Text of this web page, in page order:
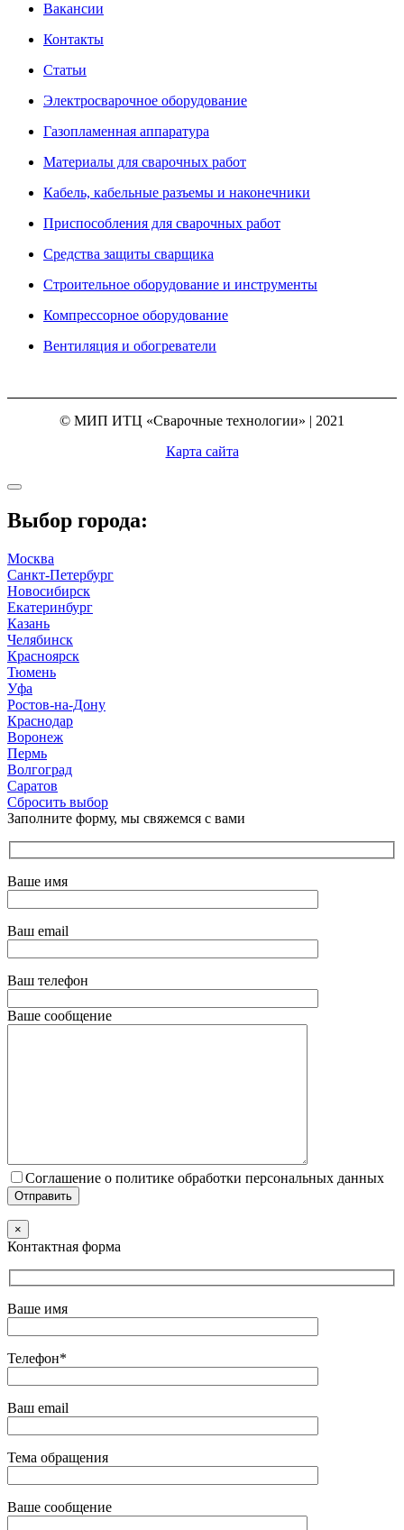
Вакансии
Контакты
Статьи
Электросварочное оборудование
Газопламенная аппаратура
Материалы для сварочных работ
Кабель, кабельные разъемы и наконечники
Приспособления для сварочных работ
Средства защиты сварщика
Строительное оборудование и инструменты
Компрессорное оборудование
Вентиляция и обогреватели
© МИП ИТЦ «Сварочные технологии» | 2021
Карта сайта
Выбор города:
Москва
Санкт-Петербург
Новосибирск
Екатеринбург
Казань
Челябинск
Красноярск
Тюмень
Уфа
Ростов-на-Дону
Краснодар
Воронеж
Пермь
Волгоград
Саратов
Сбросить выбор
Заполните форму, мы свяжемся с вами
Ваше имя
Ваш email
Ваш телефон
Ваше сообщение
Соглашение о политике обработки персональных данных
×
Контактная форма
Ваше имя
Телефон*
Ваш email
Тема обращения
Ваше сообщение